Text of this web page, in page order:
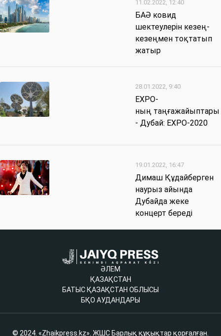
11.02.2022, 12:40
БАӘ ковид
шектеулерін кезең-
кезеңмен тоқтатып
жатыр
28.01.2022, 9:40
EXPO-
ның таңғажайыптары
- Дубай: EXPO-2020
19.01.2022, 16:47
Димаш Құдайберген
наурыз айында
Дубайда жеке
концерт береді
ӘЛЕМ
ҚАЗАҚСТАН
БАТЫС ҚАЗАҚСТАН ОБЛЫСЫ
БҚО АУДАНДАРЫ
© 2024. «Zhaikpress.kz». ЖШС Барлық құқықтар қорғалған.